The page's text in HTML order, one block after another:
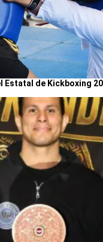
Estatal de Kickboxing